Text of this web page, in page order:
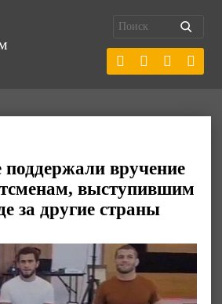
поддержали вручение
выступившим
за другие страны